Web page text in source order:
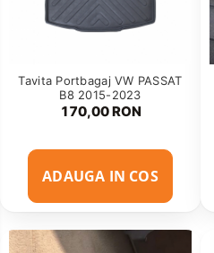
Tavita Portbagaj VW PASSAT
B8 2015-2023
170,00 RON
ADAUGA IN COS